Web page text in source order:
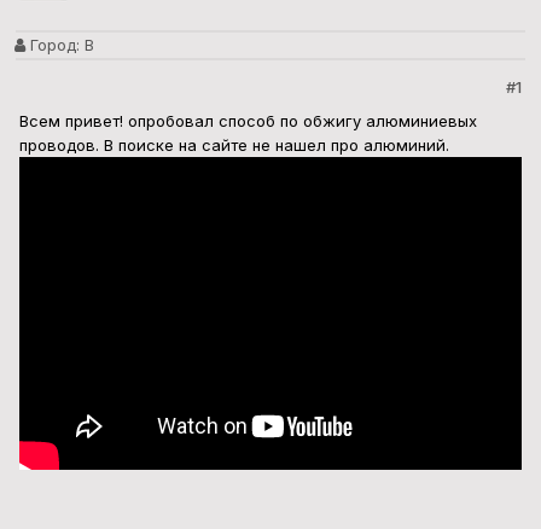
Город: В
#1
Всем привет! опробовал способ по обжигу алюминиевых
проводов. В поиске на сайте не нашел про алюминий.